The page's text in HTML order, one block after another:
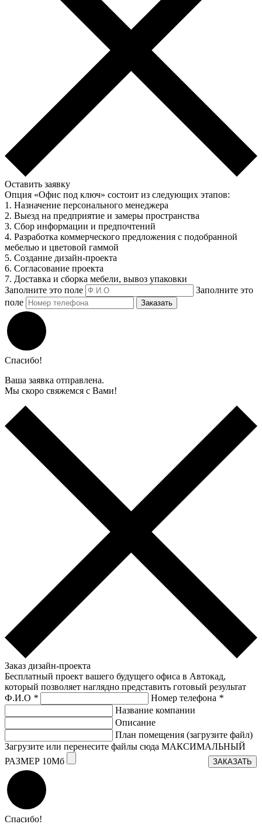
Оставить заявку
Опция «Офис под ключ» состоит из следующих этапов:
1. Назначение персонального менеджера
2. Выезд на предприятие и замеры пространства
3. Сбор информации и предпочтений
4. Разработка коммерческого предложения с подобранной
мебелью и цветовой гаммой
5. Создание дизайн-проекта
6. Согласование проекта
7. Доставка и сборка мебели, вывоз упаковки
Заполните это поле
Заполните это
поле
Заказать
Спасибо!
Ваша заявка отправлена.
Мы скоро свяжемся с Вами!
Заказ дизайн-проекта
Бесплатный проект вашего будущего офиса в Автокад,
который позволяет наглядно представить готовый результат
Ф.И.О * Номер телефона *
Название компании
Описание
План помещения (загрузите файл)
Загрузите или перенесите файлы сюда МАКСИМАЛЬНЫЙ
РАЗМЕР 10Мб
ЗАКАЗАТЬ
Спасибо!